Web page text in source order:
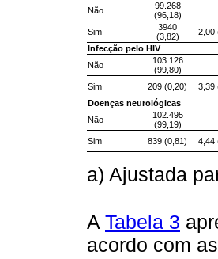
Não
99.268
(96,18)
Sim
3940
(3,82)
2,00
Infecção pelo HIV
Não
103.126
(99,80)
Sim 209 (0,20) 3,39
Doenças neurológicas
Não
102.495
(99,19)
Sim 839 (0,81) 4,44
a) Ajustada
A Tabela 3
acordo com